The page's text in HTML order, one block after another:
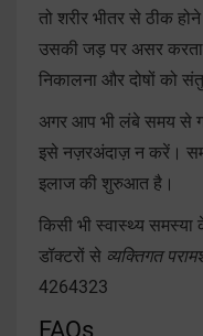
तो शरीर भीतर से ठीक
उसकी जड़ पर असर करता
निकालना और दोषों को
अगर आप भी लंबे समय से
इसे नज़रअंदाज़ न करें।
इलाज की शुरुआत है।
किसी भी स्वास्थ्य समस्या
डॉक्टरों से व्यक्तिगत
4264323
FAQs